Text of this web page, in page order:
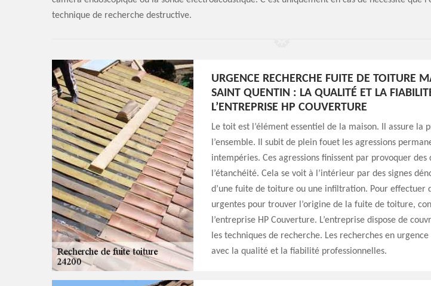
technique de recherche destructive.
URGENCE RECHERCHE FUITE DE TOITURE
SAINT QUENTIN : LA QUALITÉ ET LA
L’ENTREPRISE HP COUVERTURE
Le toit est l’élément essentiel de la maison. Il assure la
l’ensemble. Il subit de plein fouet les agressions
intempéries. Ces agressions finissent par provoquer des
l’étanchéité. Cela se voit à l’intérieur par des signes
d’une fuite de toiture ou une infiltration. Pour effectuer
urgentes pour trouver l’origine de la fuite de toiture,
l’entreprise HP Couverture. L’entreprise dispose de
les techniques de recherche. Les recherches en
avec la qualité et la fiabilité professionnelles.